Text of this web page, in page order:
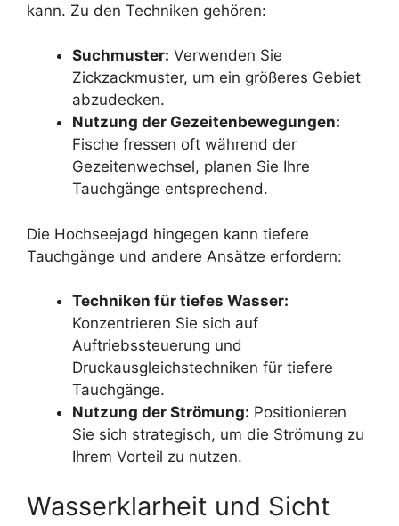
kann. Zu den Techniken gehören:
Suchmuster: Verwenden Sie
Zickzackmuster, um ein größeres Gebiet
abzudecken.
Nutzung der Gezeitenbewegungen:
Fische fressen oft während der
Gezeitenwechsel, planen Sie Ihre
Tauchgänge entsprechend.
Die Hochseejagd hingegen kann tiefere
Tauchgänge und andere Ansätze erfordern:
Techniken für tiefes Wasser:
Konzentrieren Sie sich auf
Auftriebssteuerung und
Druckausgleichstechniken für tiefere
Tauchgänge.
Nutzung der Strömung: Positionieren
Sie sich strategisch, um die Strömung zu
Ihrem Vorteil zu nutzen.
Wasserklarheit und Sicht